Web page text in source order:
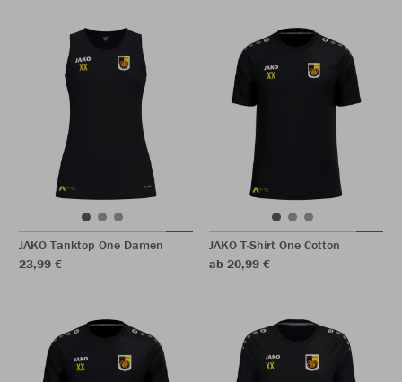
JAKO Tanktop One Damen
23,99 €
JAKO T-Shirt One Cotton
ab 20,99 €